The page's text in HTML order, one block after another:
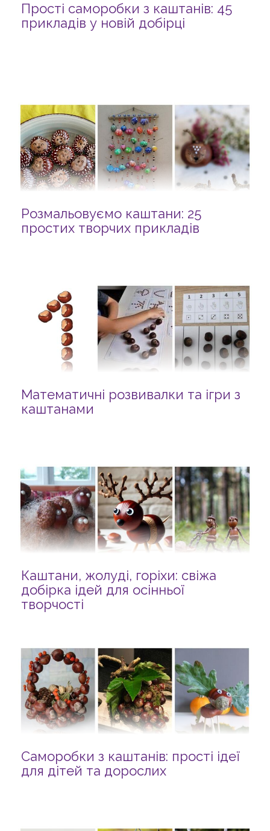
Прості саморобки з каштанів: 45
прикладів у новій добірці
Розмальовуємо каштани: 25
простих творчих прикладів
Математичні розвивалки та ігри з
каштанами
Каштани, жолуді, горіхи: свіжа
добірка ідей для осінньої
творчості
Саморобки з каштанів: прості ідеї
для дітей та дорослих